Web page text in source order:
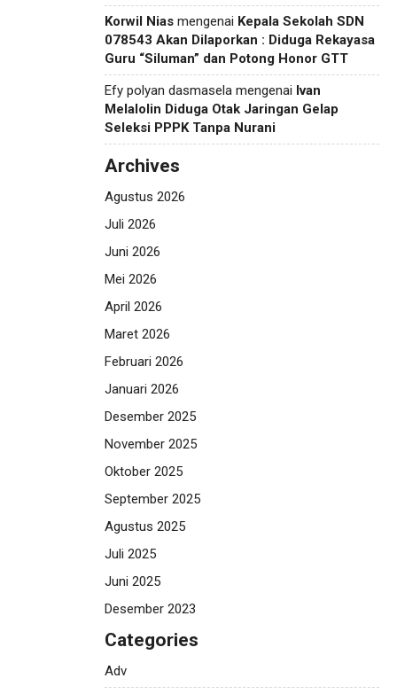
Korwil Nias mengenai Kepala Sekolah SDN
078543 Akan Dilaporkan : Diduga Rekayasa
Guru “Siluman” dan Potong Honor GTT
Efy polyan dasmasela mengenai Ivan
Melalolin Diduga Otak Jaringan Gelap
Seleksi PPPK Tanpa Nurani
Archives
Agustus 2026
Juli 2026
Juni 2026
Mei 2026
April 2026
Maret 2026
Februari 2026
Januari 2026
Desember 2025
November 2025
Oktober 2025
September 2025
Agustus 2025
Juli 2025
Juni 2025
Desember 2023
Categories
Adv